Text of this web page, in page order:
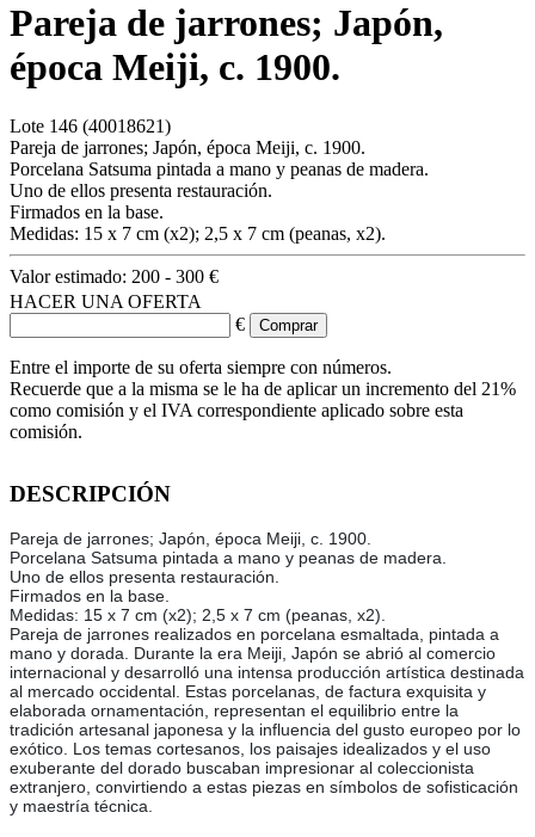
Pareja de jarrones; Japón,
época Meiji, c. 1900.
Lote 146 (40018621)
Pareja de jarrones; Japón, época Meiji, c. 1900.
Porcelana Satsuma pintada a mano y peanas de madera.
Uno de ellos presenta restauración.
Firmados en la base.
Medidas: 15 x 7 cm (x2); 2,5 x 7 cm (peanas, x2).
Valor estimado: 200 - 300 €
HACER UNA OFERTA
€
Entre el importe de su oferta siempre con números.
Recuerde que a la misma se le ha de aplicar un incremento del 21%
como comisión y el IVA correspondiente aplicado sobre esta
comisión.
DESCRIPCIÓN
Pareja de jarrones; Japón, época Meiji, c. 1900.
Porcelana Satsuma pintada a mano y peanas de madera.
Uno de ellos presenta restauración.
Firmados en la base.
Medidas: 15 x 7 cm (x2); 2,5 x 7 cm (peanas, x2).
Pareja de jarrones realizados en porcelana esmaltada, pintada a
mano y dorada. Durante la era Meiji, Japón se abrió al comercio
internacional y desarrolló una intensa producción artística destinada
al mercado occidental. Estas porcelanas, de factura exquisita y
elaborada ornamentación, representan el equilibrio entre la
tradición artesanal japonesa y la influencia del gusto europeo por lo
exótico. Los temas cortesanos, los paisajes idealizados y el uso
exuberante del dorado buscaban impresionar al coleccionista
extranjero, convirtiendo a estas piezas en símbolos de sofisticación
y maestría técnica.